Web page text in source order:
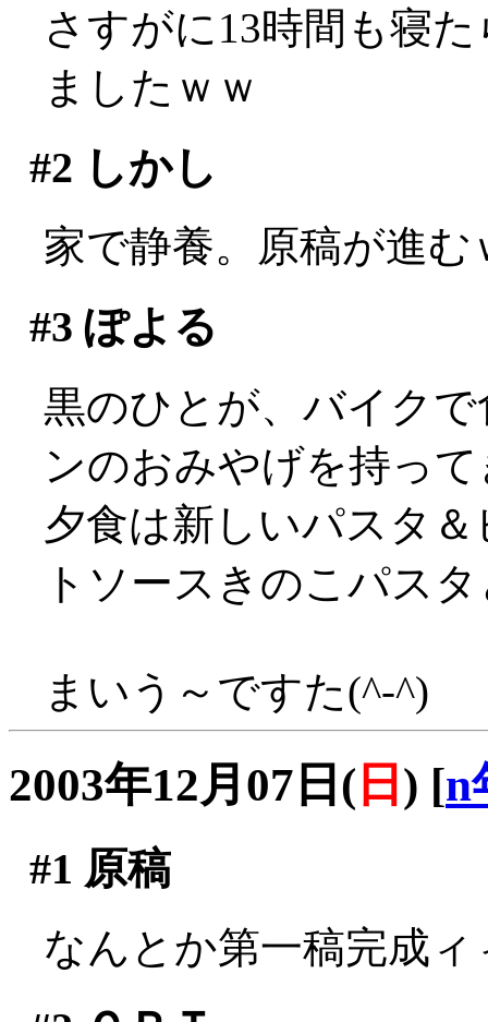
さすがに13時間も寝
ましたｗｗ
#2 しかし
家で静養。原稿が進む
#3 ぽよる
黒のひとが、バイク
ンのおみやげを持っ
夕食は新しいパスタ
トソースきのこパス
まいう～ですた(^-^)
2003年12月07日( 日 ) [n
#1 原稿
なんとか第一稿完成